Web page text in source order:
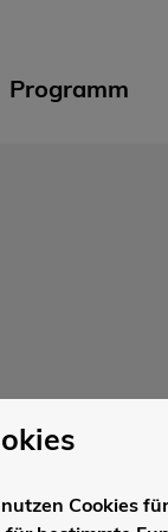
Programm
Cookies